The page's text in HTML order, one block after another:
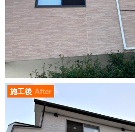
施工後 After